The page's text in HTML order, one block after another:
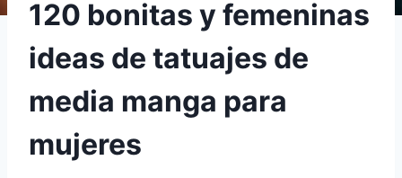
120 bonitas y femeninas
ideas de tatuajes de
media manga para
mujeres